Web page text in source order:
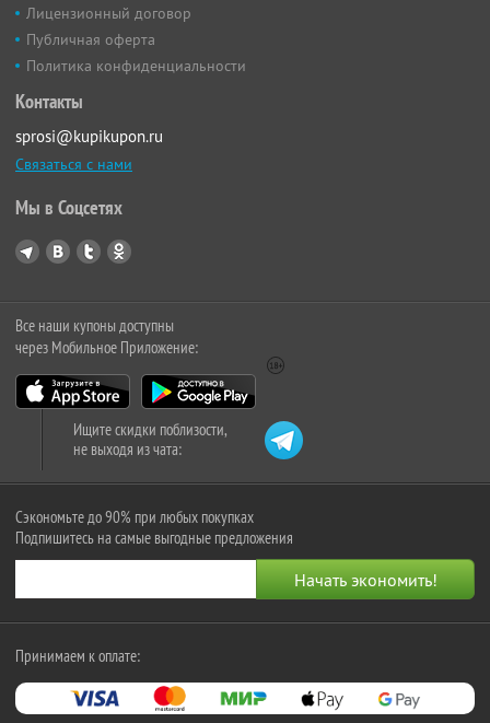
Лицензионный договор
Публичная оферта
Политика конфиденциальности
Контакты
sprosi@kupikupon.ru
Связаться с нами
Мы в Соцсетях
Все наши купоны доступны
через Мобильное Приложение:
Ищите скидки поблизости,
не выходя из чата:
Сэкономьте до 90% при любых покупках
Подпишитесь на самые выгодные предложения
Принимаем к оплате: